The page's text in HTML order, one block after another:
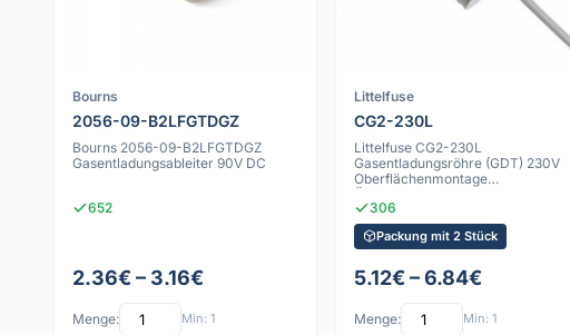
Bourns
2056-09-B2LFGTDGZ
Bourns 2056-09-B2LFGTDGZ
Gasentladungsableiter 90V DC
652
2.36€ – 3.16€
Menge: Min: 1
Littelfuse
CG2-230L
Littelfuse CG2-230L
Gasentladungsröhre (GDT) 230V
Oberflächenmontage
306
Packung mit 2 Stück
5.12€ – 6.84€
Menge: Min: 1